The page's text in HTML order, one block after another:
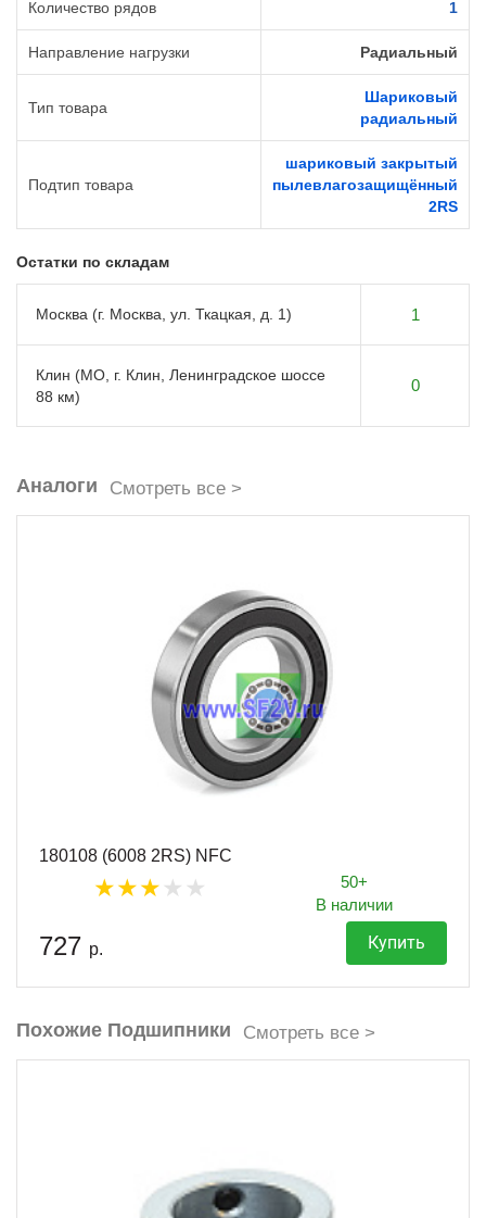
Количество рядов 1
Направление нагрузки Радиальный
Тип товара
Шариковый
радиальный
Подтип товара
шариковый закрытый
пылевлагозащищённый
2RS
Остатки по складам
Москва (г. Москва, ул. Ткацкая, д. 1) 1
Клин (МО, г. Клин, Ленинградское шоссе
88 км)
0
Аналоги Смотреть все >
180108 (6008 2RS) NFC
50+
В наличии
727 р. Купить
Похожие Подшипники Смотреть все >